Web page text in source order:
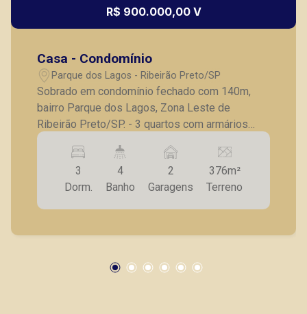
R$ 900.000,00 V
Casa - Condomínio
Parque dos Lagos - Ribeirão Preto/SP
Sobrado em condomínio fechado com 140m,
bairro Parque dos Lagos, Zona Leste de
Ribeirão Preto/SP. - 3 quartos com armários
embutidos, sendo 1 suíte; - Banheiro social; -
Lavabo; - Sala de TV; - Sala de Jantar; - Cozinha
com armários planejados; - Ar condicionado
instalado; - Box Blindex, Espelhos e Iluminação
diferenciada; - Quintal com churrasqueira, pia,
tem como objetivo atender seus clientes com
imóveis prontos, usados ou mesmo nos
3
Dorm.
4
Banho
2
Garagens
376m²
Terreno